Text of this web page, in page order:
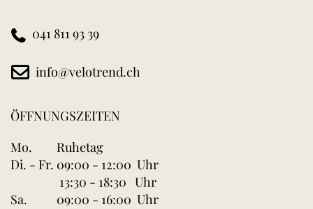
041 811 93 39
info@velotrend.ch
ÖFFNUNGSZEITEN
Mo.
Ruhetag
Di. - Fr. 09:00 - 12:00 Uhr
13:30 - 18:30 Uhr
Sa.
09:00 - 16:00 Uhr